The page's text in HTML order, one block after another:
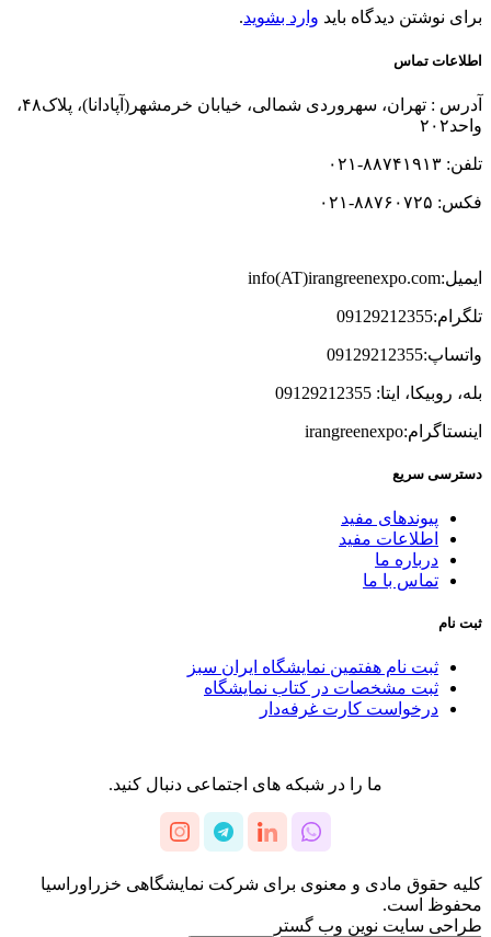
برای نوشتن دیدگاه باید وارد بشوید.
اطلاعات تماس
آدرس : تهران، سهروردی شمالی، خیابان خرمشهر(آپادانا)، پلاک۴۸،
واحد۲۰۲
تلفن: ۸۸۷۴۱۹۱۳-۰۲۱
فکس: ۸۸۷۶۰۷۲۵-۰۲۱
ایمیل:info(AT)irangreenexpo.com
تلگرام:09129212355
واتساپ:09129212355
بله، روبیکا، ایتا: 09129212355
اینستاگرام:irangreenexpo
دسترسی سریع
پیوندهای مفید
اطلاعات مفید
درباره ما
تماس با ما
ثبت نام
ثبت نام هفتمین نمایشگاه ایران سبز
ثبت مشخصات در کتاب نمایشگاه
درخواست کارت غرفه‌دار
ما را در شبکه های اجتماعی دنبال کنید.
کلیه حقوق مادی و معنوی برای شرکت نمایشگاهی خزراوراسیا
محفوظ است.
طراحی سایت نوین وب گستر